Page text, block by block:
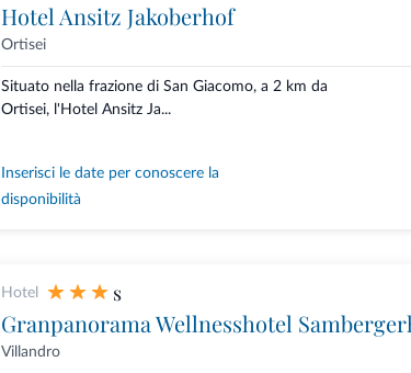
Hotel Ansitz Jakoberhof
Ortisei
Situato nella frazione di San Giacomo, a 2 km da
Ortisei, l'Hotel Ansitz Ja...
Inserisci le date per conoscere la
disponibilità
Hotel s
Granpanorama Wellnesshotel
Villandro